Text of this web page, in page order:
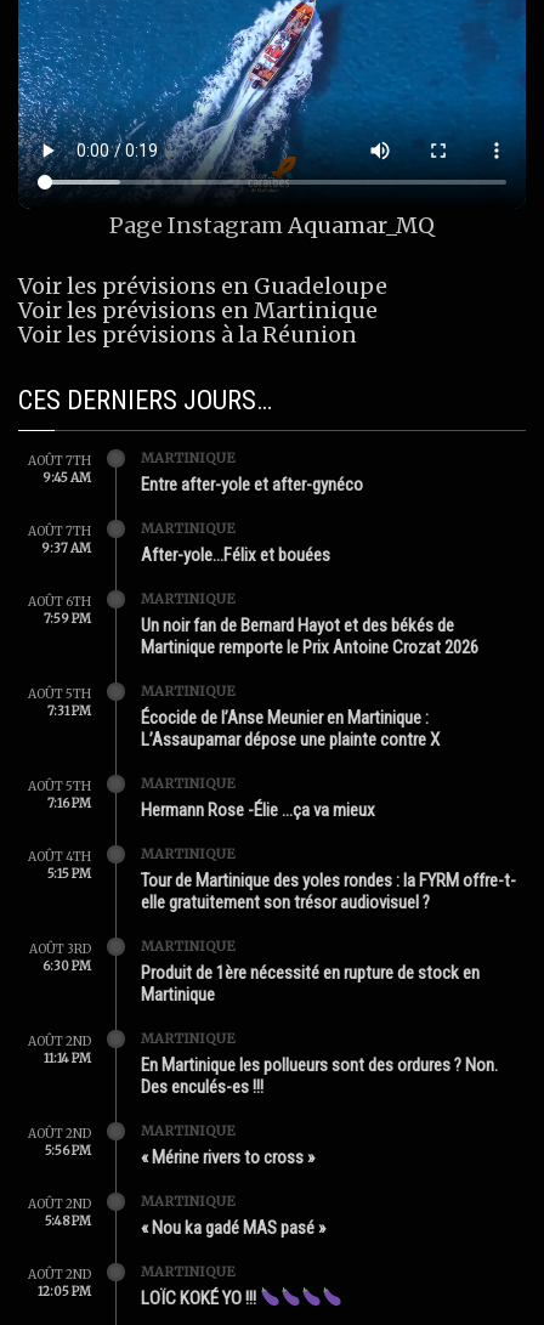
Page InstagramAquamar_MQ
Voir les prévisions en Guadeloupe
Voir les prévisions en Martinique
Voir les prévisions à la Réunion
CES DERNIERS JOURS…
AOÛT 7TH
9:45 AM
MARTINIQUE
Entre after-yole et after-gynéco
AOÛT 7TH
9:37 AM
MARTINIQUE
After-yole…Félix et bouées
AOÛT 6TH
7:59 PM
MARTINIQUE
Un noir fan de Bernard Hayot et des békés de
Martinique remporte le Prix Antoine Crozat 2026
AOÛT 5TH
7:31 PM
MARTINIQUE
Écocide de l’Anse Meunier en Martinique :
L’Assaupamar dépose une plainte contre X
AOÛT 5TH
7:16 PM
MARTINIQUE
Hermann Rose -Élie …ça va mieux
AOÛT 4TH
5:15 PM
MARTINIQUE
Tour de Martinique des yoles rondes : la FYRM offre-t-
elle gratuitement son trésor audiovisuel ?
AOÛT 3RD
6:30 PM
MARTINIQUE
Produit de 1ère nécessité en rupture de stock en
Martinique
AOÛT 2ND
11:14 PM
MARTINIQUE
En Martinique les pollueurs sont des ordures ? Non.
Des enculés-es !!!
AOÛT 2ND
5:56 PM
MARTINIQUE
« Mérine rivers to cross »
AOÛT 2ND
5:48 PM
MARTINIQUE
« Nou ka gadé MAS pasé »
AOÛT 2ND
12:05 PM
MARTINIQUE
LOÏC KOKÉ YO !!!